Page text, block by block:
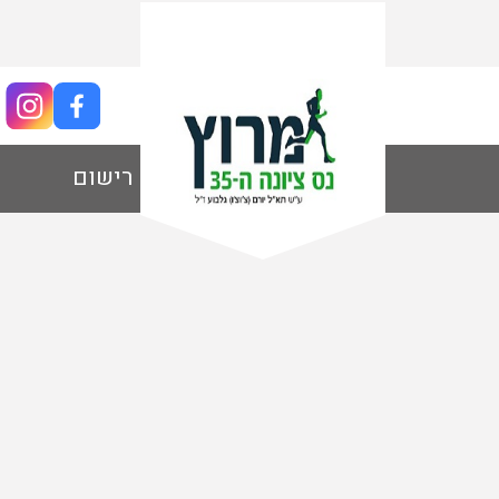
רישום
מסלול 2 ק"מ